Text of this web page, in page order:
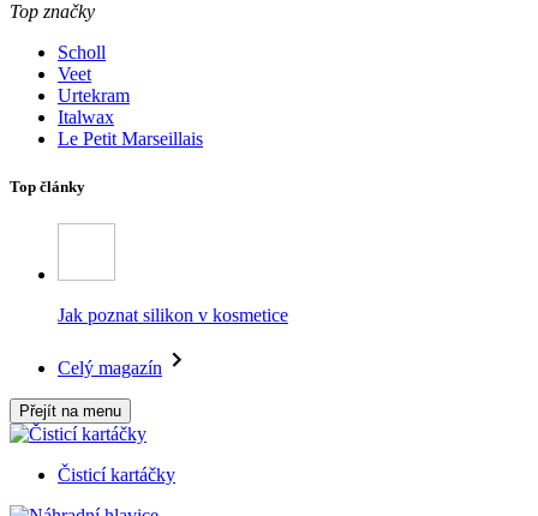
Top značky
Scholl
Veet
Urtekram
Italwax
Le Petit Marseillais
Top články
Jak poznat silikon v kosmetice
Celý magazín
Přejít na menu
Čisticí kartáčky